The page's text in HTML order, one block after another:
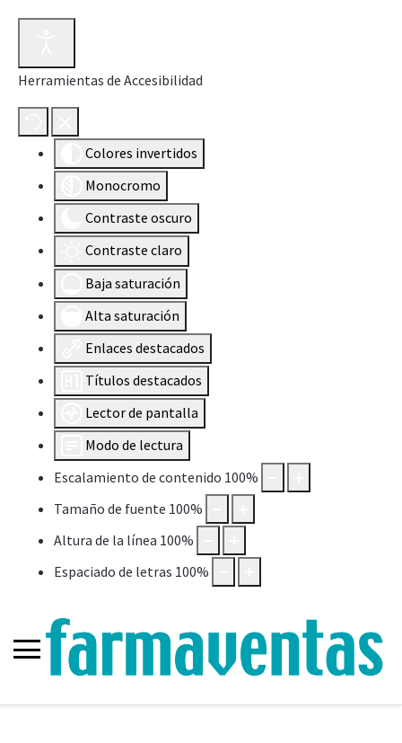
Herramientas de Accesibilidad
Colores invertidos
Monocromo
Contraste oscuro
Contraste claro
Baja saturación
Alta saturación
Enlaces destacados
Títulos destacados
Lector de pantalla
Modo de lectura
Escalamiento de contenido 100%
Tamaño de fuente 100%
Altura de la línea 100%
Espaciado de letras 100%